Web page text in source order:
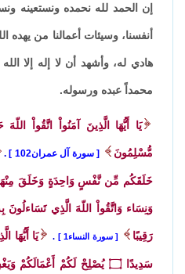
إن الحمد لله نحمده ونستعينه
أنفسنا، وسيئات أعمالنا من
هادي له، وأشهد أن لا إله إلا
محمداً عبده ورسوله.
يَا أَيُّهَا الَّذِينَ آمَنُواْ اتَّقُواْ
مُّسْلِمُونَ سورة آل عمران102 .
خَلَقَكُم مِّن نَّفْسٍ وَاحِدَةٍ وَخَلَقَ مِنْهَا
وَنِسَاء وَاتَّقُواْ اللّهَ الَّذِي تَسَاءلُونَ
رَقِيبًا سورة النساء1 . يَا أَيُّهَا
سَدِيدًا ۝ يُصْلِحْ لَكُمْ أَعْمَالَكُمْ